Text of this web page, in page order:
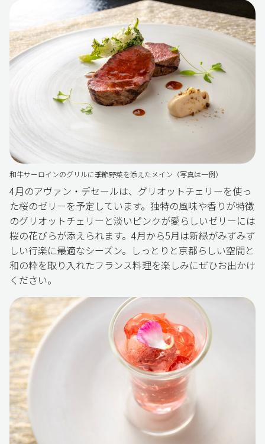
和牛サーロインのグリルに季節野菜を添えたメイン（写真は一例）
4月のアヴァン・デセールは、グリオットチェリーを使っ
た桜のゼリーを予定しています。独特の風味や香りが特徴
のグリオットチェリーと淡いピンクが愛らしいゼリーには
桜の花びらが添えられます。4月から5月は新緑がみずみず
しい行楽に最適なシーズン。しっとりと京都らしい空間と
和の粋を取り入れたフランス料理を楽しみにぜひお出かけ
ください。